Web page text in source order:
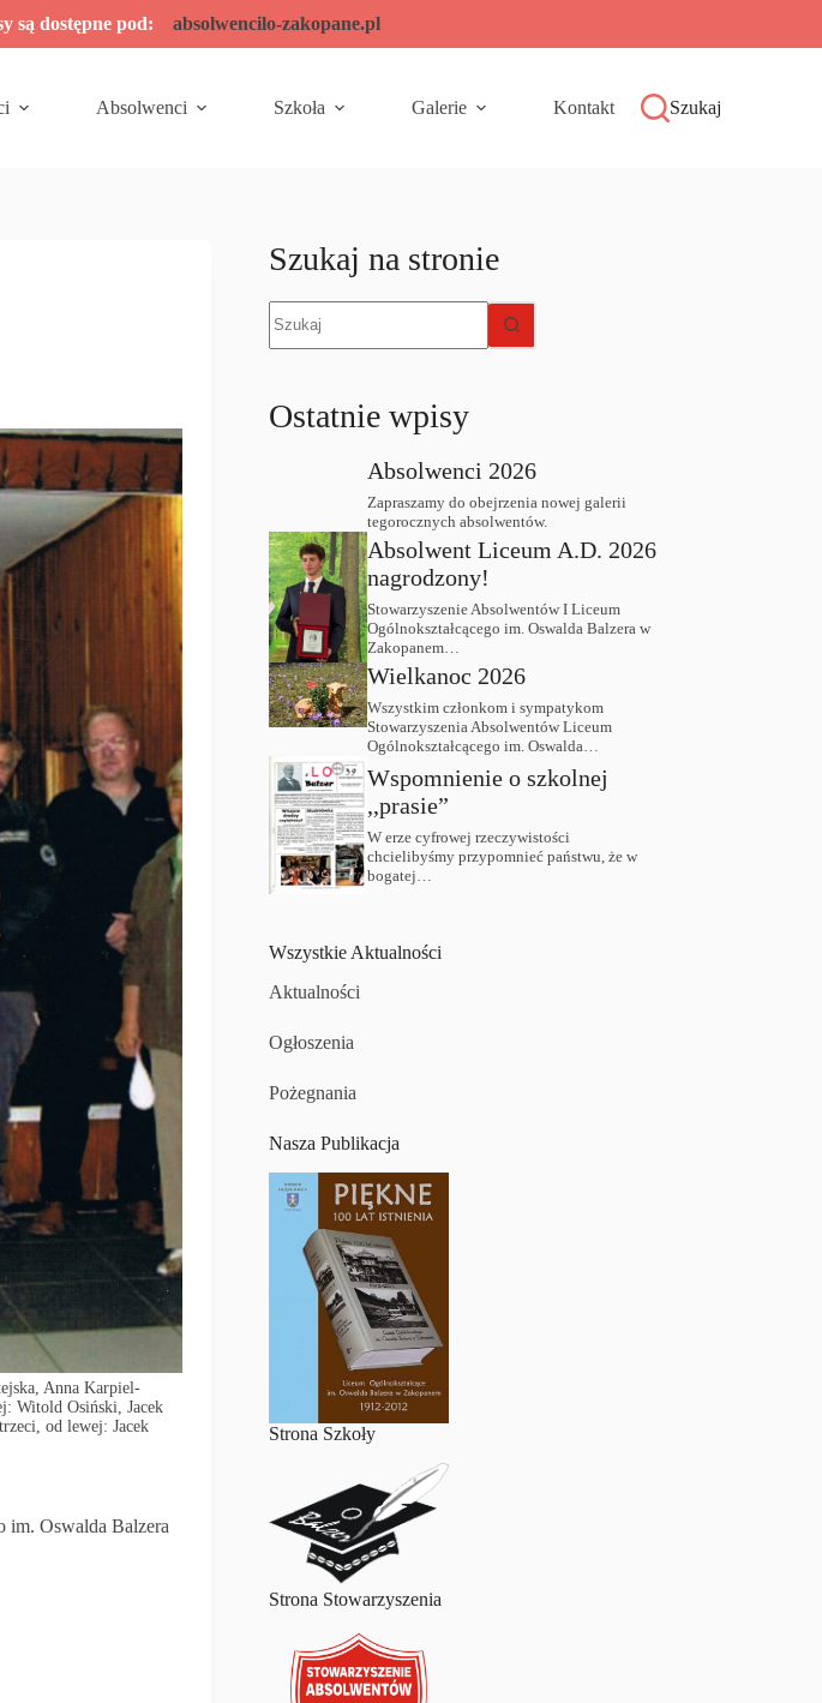
są dostępne pod: absolwencilo-zakopane.pl
Absolwenci Szkoła Galerie Kontakt Szukaj
Anna Karpiel-
Witold Osiński, Jacek
od lewej: Jacek
im. Oswalda Balzera
Szukaj na stronie
wyników
Ostatnie wpisy
Absolwenci 2026
Zapraszamy do obejrzenia nowej galerii
tegorocznych absolwentów.
Absolwent Liceum A.D. 2026
nagrodzony!
Stowarzyszenie Absolwentów I Liceum
Ogólnokształcącego im. Oswalda Balzera w
Zakopanem…
Wielkanoc 2026
Wszystkim członkom i sympatykom
Stowarzyszenia Absolwentów Liceum
Ogólnokształcącego im. Oswalda…
Wspomnienie o szkolnej
,,prasie”
W erze cyfrowej rzeczywistości
chcielibyśmy przypomnieć państwu, że w
bogatej…
Wszystkie Aktualności
Aktualności
Ogłoszenia
Pożegnania
Nasza Publikacja
Strona Szkoły
Strona Stowarzyszenia